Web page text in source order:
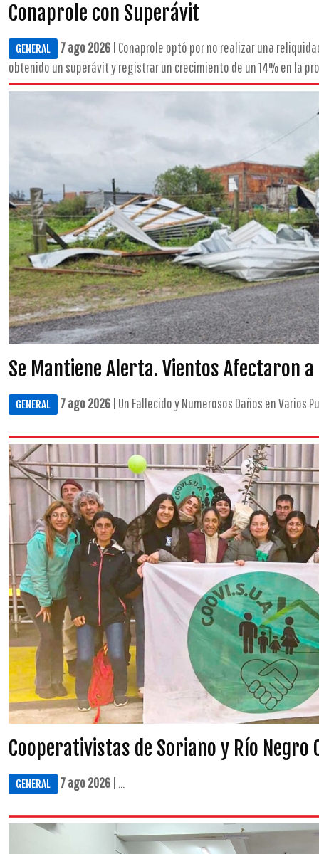
Conaprole con Superávit
GENERAL 7 ago 2026 | Conaprole optó por no realizar una
obtenido un superávit y registrar un crecimiento de un 14% en la
Se Mantiene Alerta. Vientos Afectaron a
GENERAL 7 ago 2026 | Un Fallecido y Numerosos Daños en Varios
Cooperativistas de Soriano y Río Negro
GENERAL 7 ago 2026 | ...